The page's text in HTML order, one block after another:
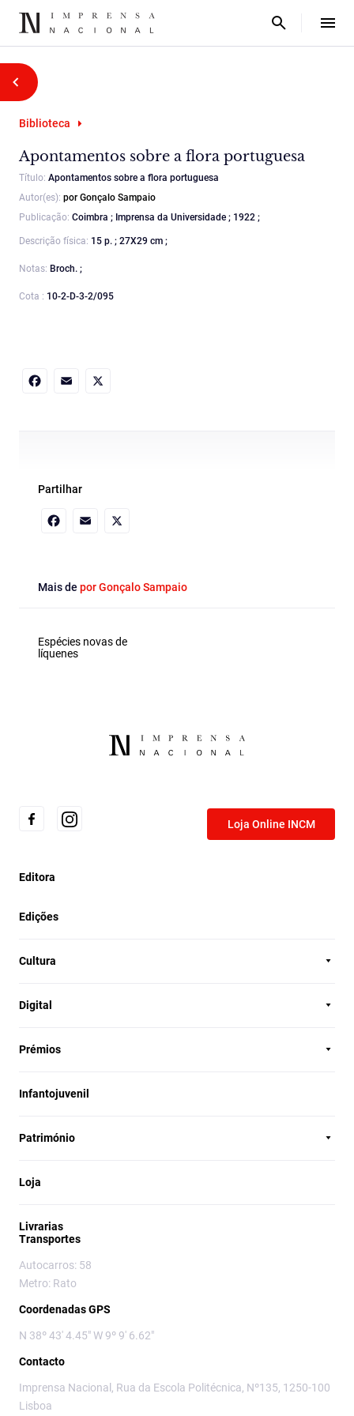
Biblioteca
Apontamentos sobre a flora portuguesa
Título: Apontamentos sobre a flora portuguesa
Autor(es): por Gonçalo Sampaio
Publicação: Coimbra ; Imprensa da Universidade ; 1922 ;
Descrição física: 15 p. ; 27X29 cm ;
Notas: Broch. ;
Cota : 10-2-D-3-2/095
Partilhar
Mais de por Gonçalo Sampaio
Espécies novas de
líquenes
Loja Online INCM
Editora
Edições
Cultura
Digital
Prémios
Infantojuvenil
Património
Loja
Livrarias
Transportes
Autocarros: 58
Metro: Rato
Coordenadas GPS
N 38º 43' 4.45" W 9º 9' 6.62"
Contacto
Imprensa Nacional, Rua da Escola Politécnica, Nº135, 1250-100
Lisboa